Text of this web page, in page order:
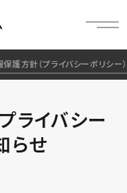
護方針（プライバシーポリシー
ライバシー
らせ